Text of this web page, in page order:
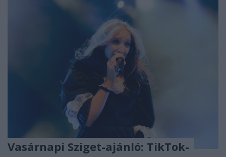
Vasárnapi Sziget-ajánló: TikTok-